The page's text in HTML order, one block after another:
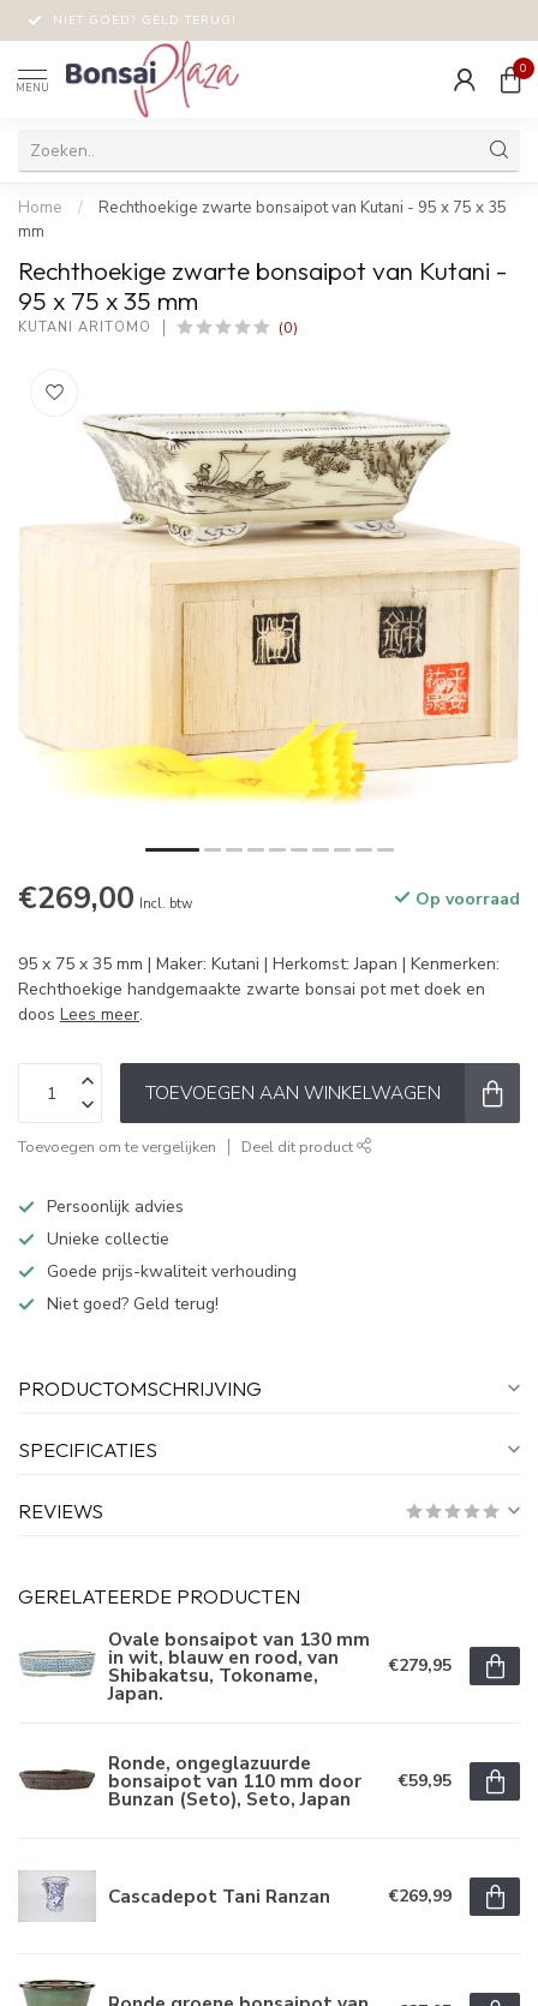
NIET GOED? GELD TERUG!
MENU
0
Home /
Rechthoekige zwarte bonsaipot van Kutani - 95 x 75 x 35
mm
Rechthoekige zwarte bonsaipot van Kutani -
95 x 75 x 35 mm
KUTANI ARITOMO (0)
€269,00 Incl. btw Op voorraad
95 x 75 x 35 mm | Maker: Kutani | Herkomst: Japan | Kenmerken:
Rechthoekige handgemaakte zwarte bonsai pot met doek en
doos Lees meer.
TOEVOEGEN AAN WINKELWAGEN
Toevoegen om te vergelijken Deel dit product
Persoonlijk advies
Unieke collectie
Goede prijs-kwaliteit verhouding
Niet goed? Geld terug!
PRODUCTOMSCHRIJVING
SPECIFICATIES
REVIEWS
GERELATEERDE PRODUCTEN
Ovale bonsaipot van 130 mm
in wit, blauw en rood, van
Shibakatsu, Tokoname,
Japan.
€279,95
Ronde, ongeglazuurde
bonsaipot van 110 mm door
Bunzan (Seto), Seto, Japan
€59,95
Cascadepot Tani Ranzan €269,99